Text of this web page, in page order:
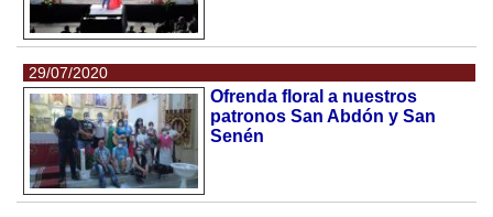
29/07/2020
Ofrenda floral a nuestros
patronos San Abdón y San
Senén